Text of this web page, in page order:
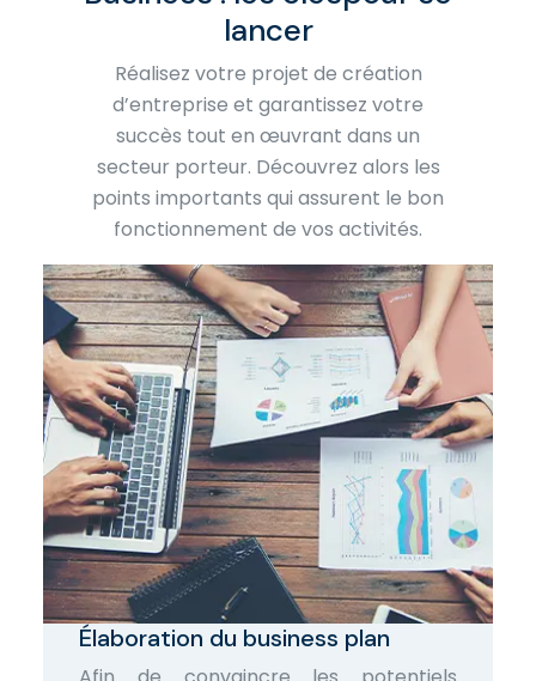
lancer
Réalisez votre projet de création
d’entreprise et garantissez votre
succès tout en œuvrant dans un
secteur porteur. Découvrez alors les
points importants qui assurent le bon
fonctionnement de vos activités.
Élaboration du business plan